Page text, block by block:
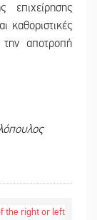
επιχείρησης
καθοριστικές
αποτροπή